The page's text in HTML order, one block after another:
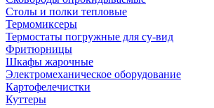
Столы и полки тепловые
Термомиксеры
Термостаты погружные для су-вид
Фритюрницы
Шкафы жарочные
Электромеханическое оборудование
Картофелечистки
Куттеры